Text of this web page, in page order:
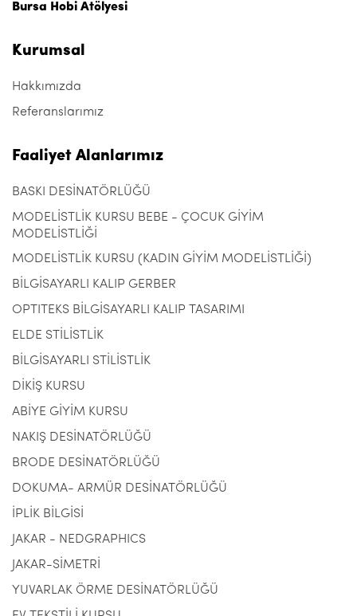
Bursa Hobi Atölyesi
Kurumsal
Hakkımızda
Referanslarımız
Faaliyet Alanlarımız
BASKI DESİNATÖRLÜĞÜ
MODELİSTLİK KURSU BEBE - ÇOCUK GİYİM
MODELİSTLİĞİ
MODELİSTLİK KURSU (KADIN GİYİM MODELİSTLİĞİ)
BİLGİSAYARLI KALIP GERBER
OPTITEKS BİLGİSAYARLI KALIP TASARIMI
ELDE STİLİSTLİK
BİLGİSAYARLI STİLİSTLİK
DİKİŞ KURSU
ABİYE GİYİM KURSU
NAKIŞ DESİNATÖRLÜĞÜ
BRODE DESİNATÖRLÜĞÜ
DOKUMA- ARMÜR DESİNATÖRLÜĞÜ
İPLİK BİLGİSİ
JAKAR - NEDGRAPHICS
JAKAR-SİMETRİ
YUVARLAK ÖRME DESİNATÖRLÜĞÜ